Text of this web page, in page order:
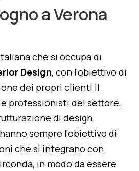
a Verona
che si occupa di
Design, con l'obiettivo di
dei propri clienti il
professionisti del settore,
di design.
sempre l'obiettivo di
che si integrano con
in modo da essere